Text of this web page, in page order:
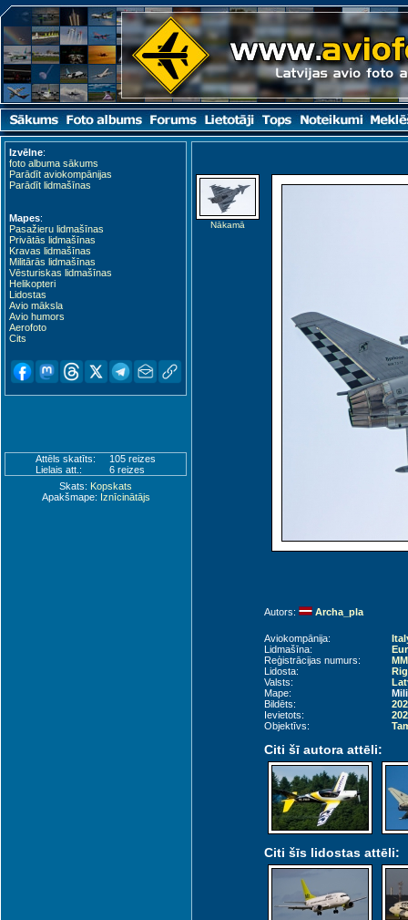
Izvēlne:
foto albuma sākums
Parādīt aviokompānijas
Parādīt lidmašīnas
Mapes:
Pasažieru lidmašīnas
Privātās lidmašīnas
Kravas lidmašīnas
Militārās lidmašīnas
Vēsturiskas lidmašīnas
Helikopteri
Lidostas
Avio māksla
Avio humors
Aerofoto
Cits
Attēls skatīts:
105 reizes
Lielais att.:
6 reizes
Skats: Kopskats
Apakšmape: Iznīcinātājs
Nākamā
Autors: Archa_pla
Aviokompānija:
Lidmašīna:
Reģistrācijas numurs:
Lidosta:
Valsts:
Mape:
Bildēts:
Ievietots:
Objektīvs:
Citi šī autora attēli:
Citi šīs lidostas attēli: